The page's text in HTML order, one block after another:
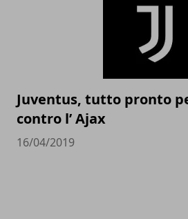
Juventus, tutto pronto
contro l’ Ajax
16/04/2019